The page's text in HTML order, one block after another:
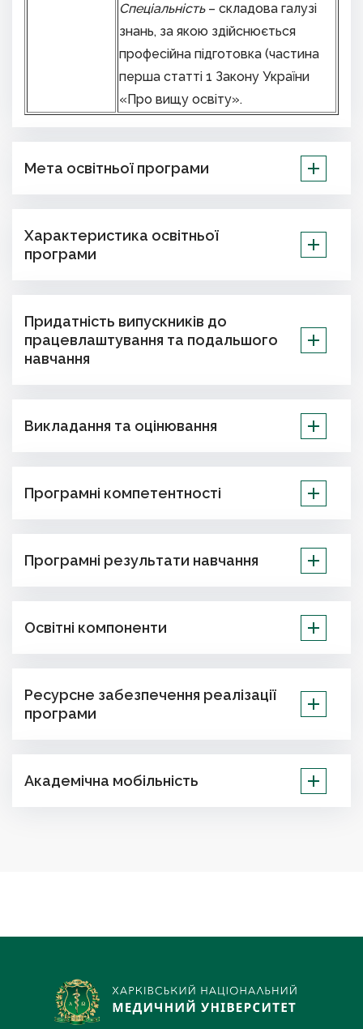
Спеціальність – складова галузі
знань, за якою здійснюється
професійна підготовка (частина
перша статті 1 Закону України
«Про вищу освіту».
Мета освітньої програми
Характеристика освітньої
програми
Придатність випускників до
працевлаштування та подальшого
навчання
Викладання та оцінювання
Програмні компетентності
Програмні результати навчання
Освітні компоненти
Ресурсне забезпечення реалізації
програми
Академічна мобільність